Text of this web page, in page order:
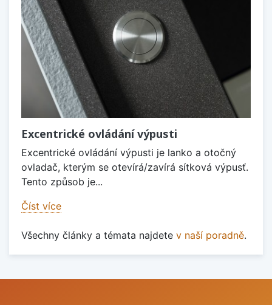
Excentrické ovládání výpusti
Excentrické ovládání výpusti je lanko a otočný
ovladač, kterým se otevírá/zavírá sítková výpusť.
Tento způsob je...
Číst více
Všechny články a témata najdete v naší poradně.